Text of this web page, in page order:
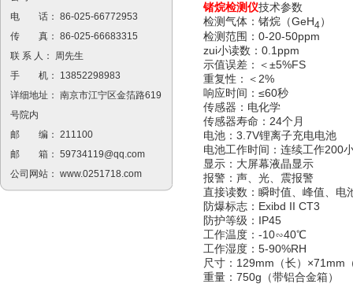
电 话： 86-025-66772953
传 真： 86-025-66683315
联 系 人： 周先生
手 机： 13852298983
详细地址： 南京市江宁区金箔路619
号院内
邮 编： 211100
邮 箱： 59734119@qq.com
公司网站： www.0251718.com
锗烷检测仪技术参数
检测气体：锗烷（GeH4）
检测范围：0-20-50ppm
zui小读数：0.1ppm
示值误差：＜±5%FS
重复性：＜2%
响应时间：≤60秒
传感器：电化学
传感器寿命：24个月
电池：3.7V锂离子充电电池
电池工作时间：连续工作200
显示：大屏幕液晶显示
报警：声、光、震报警
直接读数：瞬时值、峰值、电
防爆标志：Exibd II CT3
防护等级：IP45
工作温度：-10∽40℃
工作湿度：5-90%RH
尺寸：129mm（长）×71mm
重量：750g（带铝合金箱）